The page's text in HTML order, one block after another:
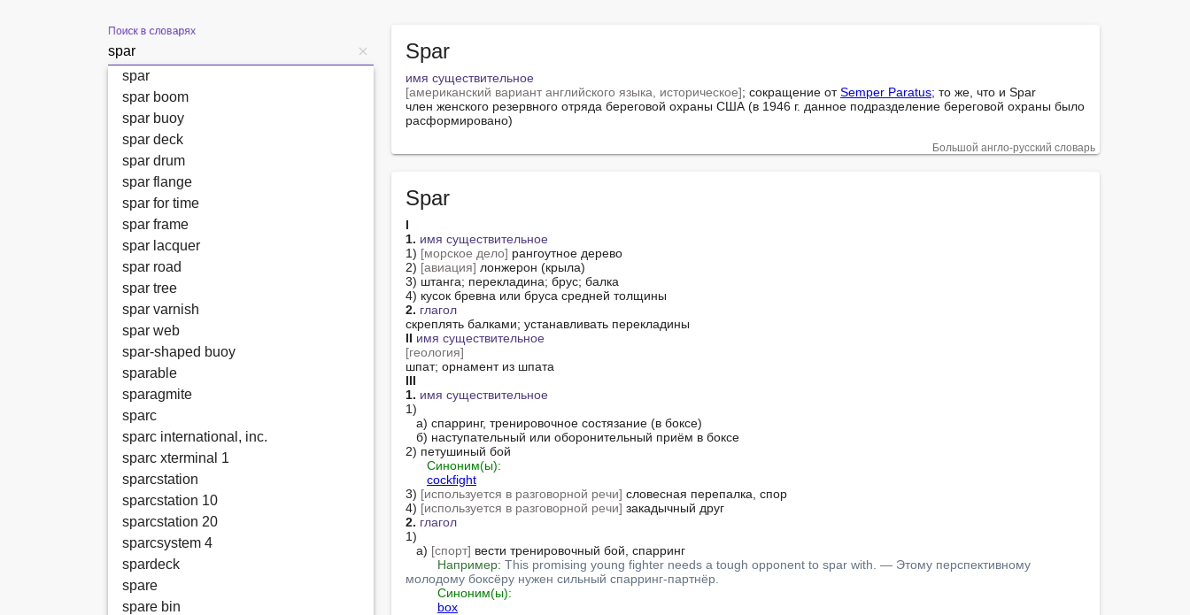
Поиск в словарях
Spar
имя существительное
[американский вариант английского языка, историческое]; сокращение от Semper Paratus; то же, что и Spar
член женского резервного отряда береговой охраны США (в 1946 г. данное подразделение береговой охраны было
расформировано)
Большой англо-русский словарь
Spar
I
1. имя существительное
1) [морское дело] рангоутное дерево
2) [авиация] лонжерон (крыла)
3) штанга; перекладина; брус; балка
2. глагол
II имя существительное
[геология]
III
1. имя существительное
1)
2) петушиный бой
Синоним(ы):
cockfight
3) [используется в разговорной речи] словесная перепалка, спор
4) [используется в разговорной речи]
2. глагол
1)
   а)
[спорт] вести тренировочный бой, спарринг
Например: This promising young fighter needs a tough opponent to spar with. — Этому перспективному
молодому боксёру нужен сильный спарринг-партнёр.
Синоним(ы):
box
spar
spar boom
spar buoy
spar deck
spar drum
spar flange
spar for time
spar frame
spar lacquer
spar road
spar tree
spar varnish
spar web
spar-shaped buoy
sparable
sparagmite
sparc
sparc international, inc.
sparc xterminal 1
sparcstation
sparcstation 10
sparcstation 20
sparcsystem 4
spardeck
spare
spare bin